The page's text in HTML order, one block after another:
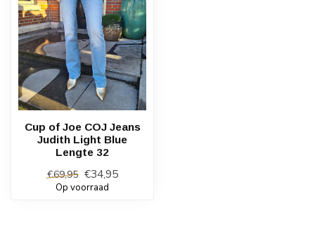
Cup of Joe COJ Jeans
Judith Light Blue
Lengte 32
€69,95 €34,95
Op voorraad